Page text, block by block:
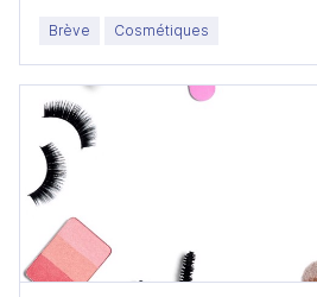
Brève Cosmétiques